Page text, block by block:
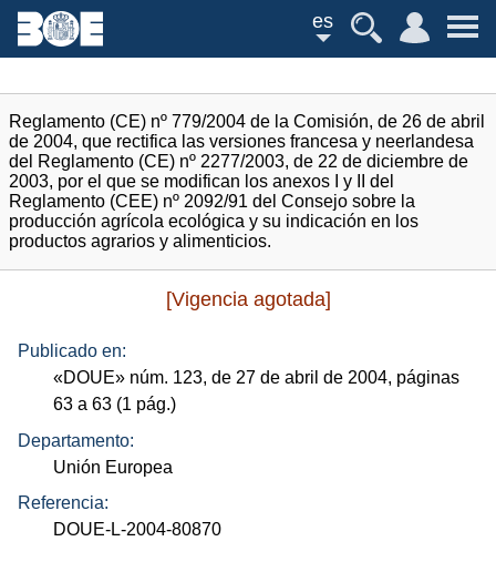
es
Reglamento (CE) nº 779/2004 de la Comisión, de 26 de abril
de 2004, que rectifica las versiones francesa y neerlandesa
del Reglamento (CE) nº 2277/2003, de 22 de diciembre de
2003, por el que se modifican los anexos I y II del
Reglamento (CEE) nº 2092/91 del Consejo sobre la
producción agrícola ecológica y su indicación en los
productos agrarios y alimenticios.
[Vigencia agotada]
Publicado en:
«DOUE» núm. 123, de 27 de abril de 2004, páginas
63 a 63 (1 pág.)
Departamento:
Unión Europea
Referencia:
DOUE-L-2004-80870